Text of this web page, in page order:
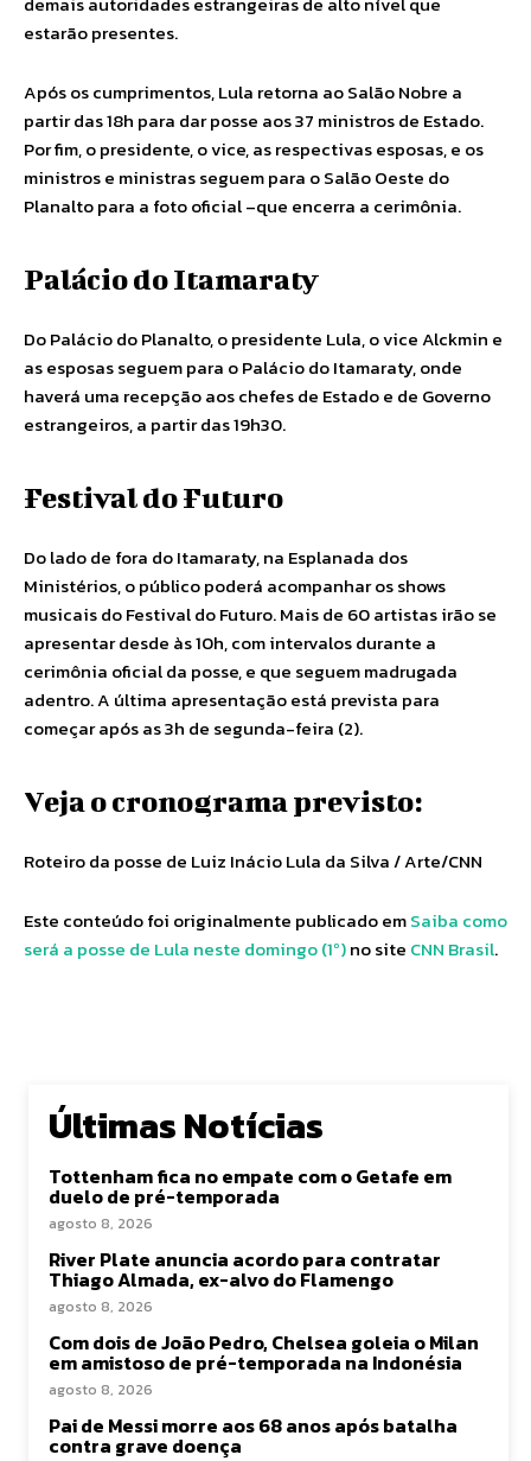
estarão presentes.
Após os cumprimentos, Lula retorna ao Salão Nobre a
partir das 18h para dar posse aos 37 ministros de Estado.
Por fim, o presidente, o vice, as respectivas esposas, e os
ministros e ministras seguem para o Salão Oeste do
Planalto para a foto oficial –que encerra a cerimônia.
Palácio do Itamaraty
Do Palácio do Planalto, o presidente Lula, o vice Alckmin e
as esposas seguem para o Palácio do Itamaraty, onde
haverá uma recepção aos chefes de Estado e de Governo
estrangeiros, a partir das 19h30.
Festival do Futuro
Do lado de fora do Itamaraty, na Esplanada dos
Ministérios, o público poderá acompanhar os shows
musicais do Festival do Futuro. Mais de 60 artistas irão se
apresentar desde às 10h, com intervalos durante a
cerimônia oficial da posse, e que seguem madrugada
adentro. A última apresentação está prevista para
começar após as 3h de segunda-feira (2).
Veja o cronograma previsto:
Roteiro da posse de Luiz Inácio Lula da Silva / Arte/CNN
Este conteúdo foi originalmente publicado emSaiba como
será a posse de Lula neste domingo (1º)no site CNN Brasil.
Últimas Notícias
Tottenham fica no empate com o Getafe em
duelo de pré-temporada
agosto 8, 2026
River Plate anuncia acordo para contratar
Thiago Almada, ex-alvo do Flamengo
agosto 8, 2026
Com dois de João Pedro, Chelsea goleia o Milan
em amistoso de pré-temporada na Indonésia
agosto 8, 2026
Pai de Messi morre aos 68 anos após batalha
contra grave doença